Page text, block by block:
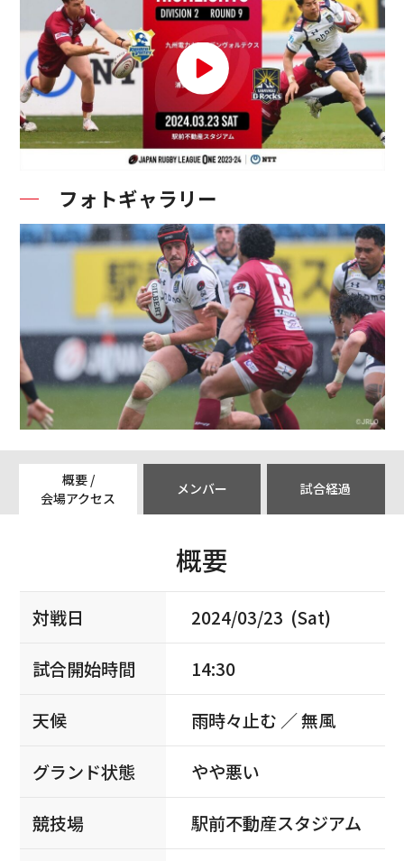
フォトギャラリー
概要 /
会場アクセス
メンバー 試合経過
概要
対戦日 2024/03/23 (Sat)
試合開始時間 14:30
天候 雨時々止む ／ 無風
グランド状態 やや悪い
競技場 駅前不動産スタジアム